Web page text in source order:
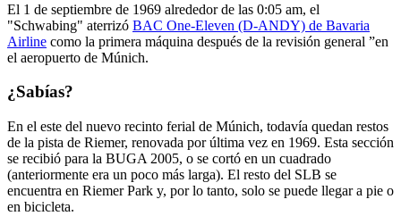
El 1 de septiembre de 1969 alrededor de las 0:05 am, el
"Schwabing" aterrizó BAC One-Eleven (D-ANDY) de Bavaria
Airline como la primera máquina después de la revisión general ”en
el aeropuerto de Múnich.
¿Sabías?
En el este del nuevo recinto ferial de Múnich, todavía quedan restos
de la pista de Riemer, renovada por última vez en 1969. Esta sección
se recibió para la BUGA 2005, o se cortó en un cuadrado
(anteriormente era un poco más larga). El resto del SLB se
encuentra en Riemer Park y, por lo tanto, solo se puede llegar a pie o
en bicicleta.